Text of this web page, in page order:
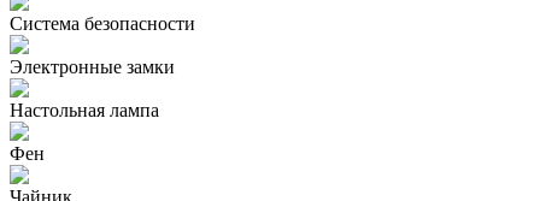
Система безопасности
Электронные замки
Настольная лампа
Фен
Чайник